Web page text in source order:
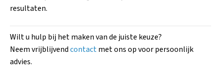
resultaten.
Wilt u hulp bij het maken van de juiste keuze?
Neem vrijblijvendcontactmet ons op voor persoonlijk
advies.